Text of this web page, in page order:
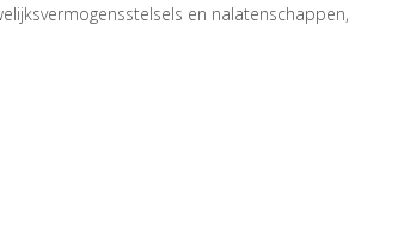
en nalatenschappen,